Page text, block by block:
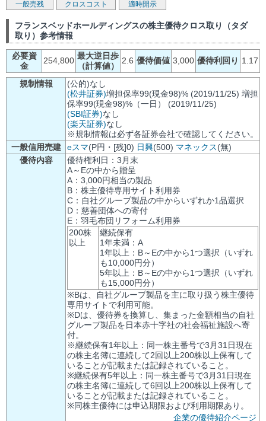
一般売残
クロスコスト 適時開示
フランスベッドホールディングスの株主優待クロス取り（タダ
取り）参考情報
必要資
金
254,800 最大逆日歩
（計算値）
2.6 優待価値 3,000 優待利回り 1.17
規制情報
(公的)なし
(松井証券)増担保率99(現金98)% (2019/11/25) 増担
保率99(現金98)%（一日） (2019/11/25)
(SBI証券)なし
(楽天証券)なし
※規制情報は必ず各証券会社で確認してください。
一般信用売建
eスマ(P円・[残]0) 日興(500) マネックス(無)
優待内容
優待権利日：3月末
A～Eの中から贈呈
A：3,000円相当の製品
B：株主優待専用サイト利用券
C：自社グループ製品の中からいずれか1品選択
D：慈善団体への寄付
E：羽毛布団リフォーム利用券
200株
以上
継続保有
1年未満：A
1年以上：B～Eの中から1つ選択（いずれ
も10,000円分）
5年以上：B～Eの中から1つ選択（いずれ
も15,000円分）
※Bは、自社グループ製品を主に取り扱う株主優待
専用サイトで利用可能。
※Dは、優待券を換算し、集まった金額相当の自社
グループ製品を日本赤十字社の社会福祉施設へ寄
付。
※継続保有1年以上：同一株主番号で3月31日現在
の株主名簿に連続して2回以上200株以上保有して
いることが記載または記録されていること。
※継続保有5年以上：同一株主番号で3月31日現在
の株主名簿に連続して6回以上200株以上保有して
いることが記載または記録されていること。
※同株主優待には申込期限および利用期限あり。
企業の優待紹介ページ